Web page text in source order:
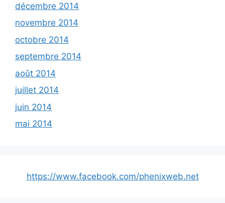
décembre 2014
novembre 2014
octobre 2014
septembre 2014
août 2014
juillet 2014
juin 2014
mai 2014
https://www.facebook.com/phenixweb.net